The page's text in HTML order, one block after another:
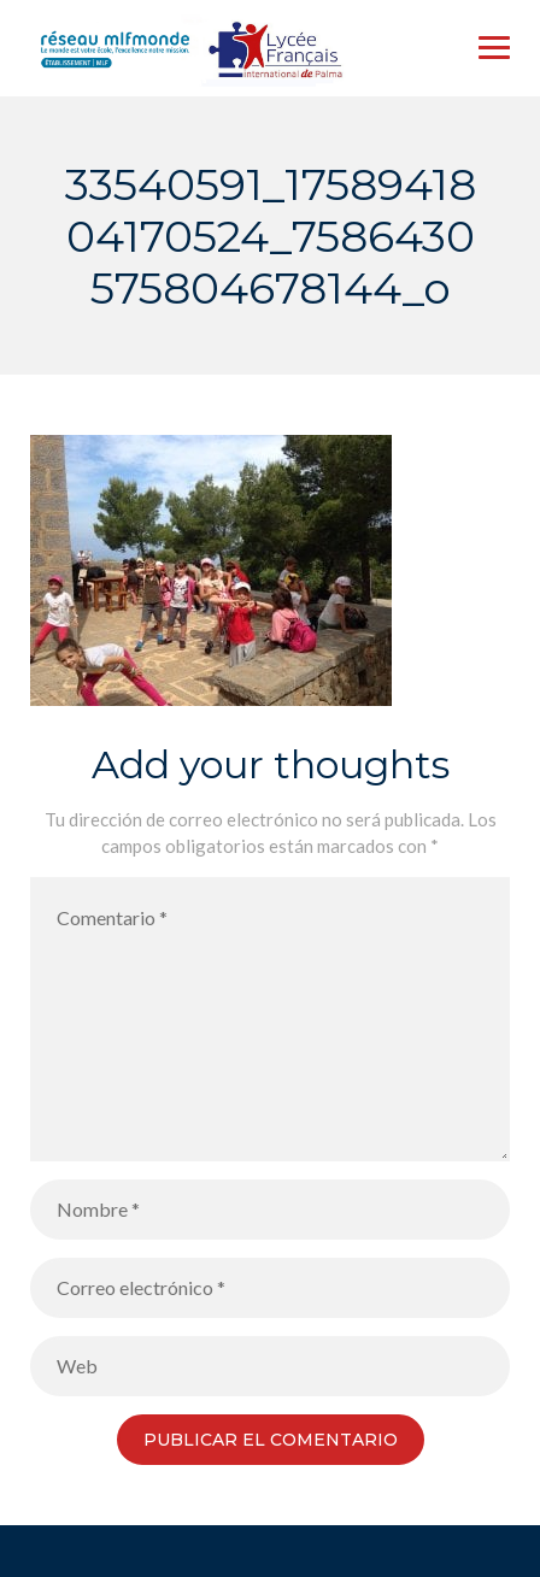
content
33540591_17589418
04170524_7586430
575804678144_o
Add your thoughts
Tu dirección de correo electrónico no será publicada. Los
campos obligatorios están marcados con *